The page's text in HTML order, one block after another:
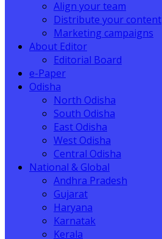
Align your team
Distribute your content
Marketing campaigns
About Editor
Editorial Board
e-Paper
Odisha
North Odisha
South Odisha
East Odisha
West Odisha
Central Odisha
National & Global
Andhra Pradesh
Gujarat
Haryana
Karnatak
Kerala